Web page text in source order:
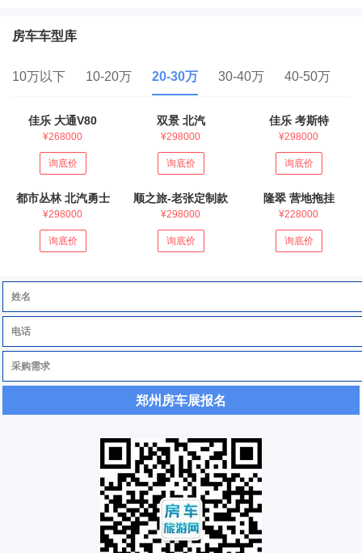
房车车型库
10万以下 10-20万 20-30万 30-40万 40-50万
佳乐 大通V80
¥268000
询底价
双景 北汽
¥298000
询底价
佳乐 考斯特
¥298000
询底价
都市丛林 北汽勇士
¥298000
询底价
顺之旅-老张定制款
¥298000
询底价
隆翠 营地拖挂
¥228000
询底价
郑州房车展报名